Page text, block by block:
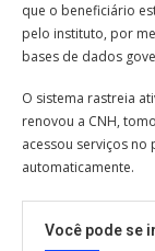
que o beneficiário
pelo instituto, por
bases de dados
O sistema rastreia
renovou a CNH,
acessou serviços
automaticamente.
Você pode se